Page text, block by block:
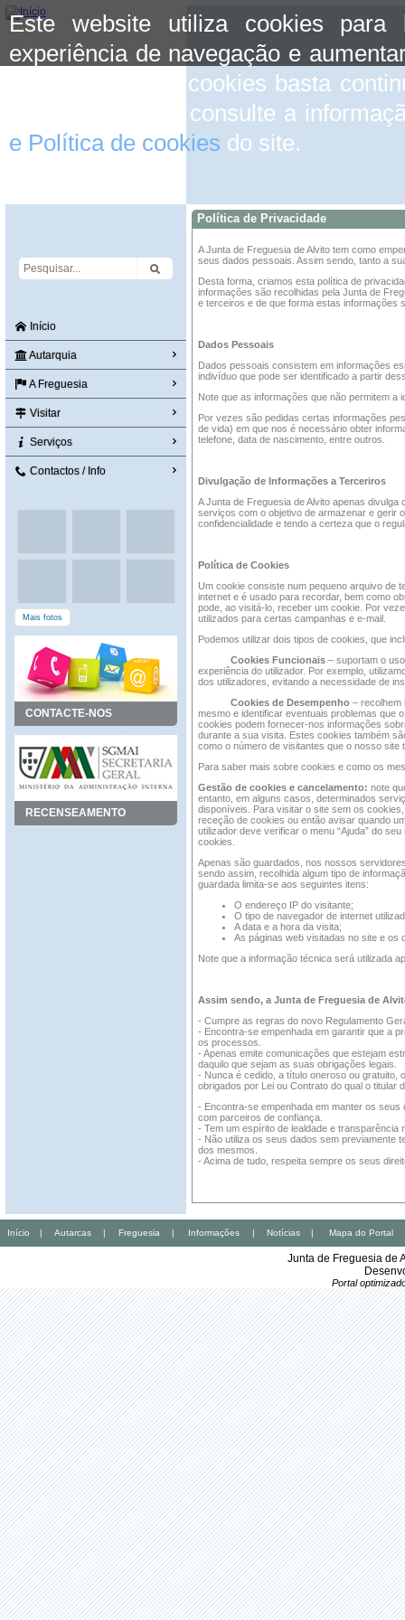
Este website utiliza cookies para
experiência de navegação e
aceitar o uso de cookies basta
mais informação consulte a
e Política de cookies do site.
Início
Autarquia
A Freguesia
Visitar
Serviços
Contactos / Info
Mais fotos
CONTACTE-NOS
RECENSEAMENTO
Política de Privacidade
A Junta de Freguesia de Alvito tem como
seus dados pessoais. Assim sendo, tanto a
Desta forma, criamos esta política de
informações são recolhidas pela Junta de
e terceiros e de que forma estas informações
Dados Pessoais
Dados pessoais consistem em informações
indivíduo que pode ser identificado a partir
Note que as informações que não permitem a
Por vezes são pedidas certas informações
de vida) em que nos é necessário obter
telefone, data de nascimento, entre outros.
Divulgação de Informações a Terceriros
A Junta de Freguesia de Alvito apenas
serviços com o objetivo de armazenar e gerir
confidencialidade e tendo a certeza que o
Política de Cookies
Um cookie consiste num pequeno arquivo de
internet e é usado para recordar, bem como
pode, ao visitá-lo, receber um cookie. Por
utilizados para certas campanhas e e-mail.
Podemos utilizar dois tipos de cookies, que
Cookies Funcionais – suportam o
experiência do utilizador. Por exemplo,
dos utilizadores, evitando a necessidade de
Cookies de Desempenho – recolhem
mesmo e identificar eventuais problemas que
cookies podem fornecer-nos informações
durante a sua visita. Estes cookies também
como o número de visitantes que o nosso site
Para saber mais sobre cookies e como os
Gestão de cookies e cancelamento: note
entanto, em alguns casos, determinados
disponíveis. Para visitar o site sem os
receção de cookies ou então avisar quando
utilizador deve verificar o menu “Ajuda” do
cookies.
Apenas são guardados, nos nossos
sendo assim, recolhida algum tipo de
guardada limita-se aos seguintes itens:
O endereço IP do visitante;
O tipo de navegador de internet
A data e a hora da visita;
As páginas web visitadas no site e os
Note que a informação técnica será utilizada
Assim sendo, a Junta de Freguesia de
- Cumpre as regras do novo Regulamento
- Encontra-se empenhada em garantir que a
os processos.
- Apenas emite comunicações que estejam
daquilo que sejam as suas obrigações legais.
- Nunca é cedido, a título oneroso ou
obrigados por Lei ou Contrato do qual o titular
- Encontra-se empenhada em manter os
com parceiros de confiança.
- Tem um espírito de lealdade e
- Não utiliza os seus dados sem previamente
dos mesmos.
- Acima de tudo, respeita sempre os seus
Início | Autarcas | Freguesia | Informações | Notícias | Mapa do Portal
Junta de Freguesia de
Portal